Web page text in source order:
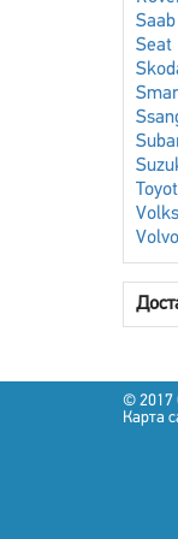
Saab
Seat
Volvo
© 2017
Карта